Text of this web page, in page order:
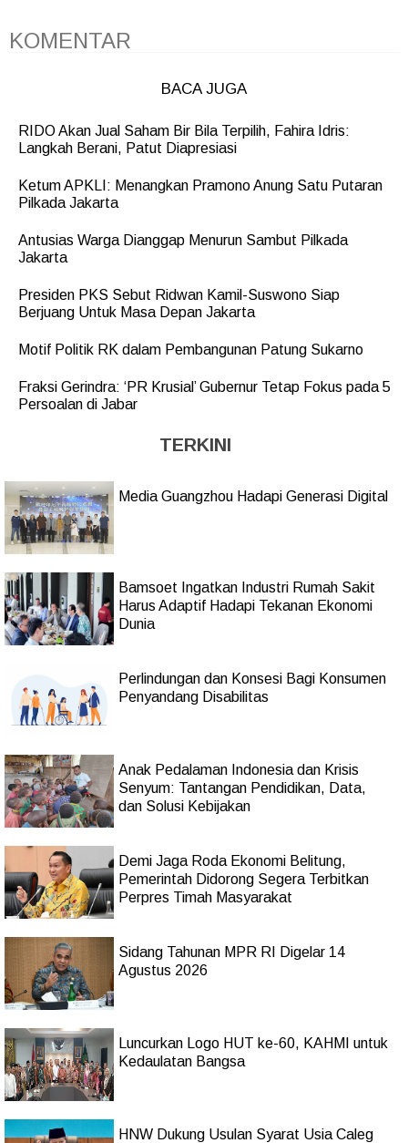
KOMENTAR
BACA JUGA
RIDO Akan Jual Saham Bir Bila Terpilih, Fahira Idris:
Langkah Berani, Patut Diapresiasi
Ketum APKLI: Menangkan Pramono Anung Satu Putaran
Pilkada Jakarta
Antusias Warga Dianggap Menurun Sambut Pilkada
Jakarta
Presiden PKS Sebut Ridwan Kamil-Suswono Siap
Berjuang Untuk Masa Depan Jakarta
Motif Politik RK dalam Pembangunan Patung Sukarno
Fraksi Gerindra: ‘PR Krusial’ Gubernur Tetap Fokus pada 5
Persoalan di Jabar
TERKINI
Media Guangzhou Hadapi Generasi Digital
Bamsoet Ingatkan Industri Rumah Sakit
Harus Adaptif Hadapi Tekanan Ekonomi
Dunia
Perlindungan dan Konsesi Bagi Konsumen
Penyandang Disabilitas
Anak Pedalaman Indonesia dan Krisis
Senyum: Tantangan Pendidikan, Data,
dan Solusi Kebijakan
Demi Jaga Roda Ekonomi Belitung,
Pemerintah Didorong Segera Terbitkan
Perpres Timah Masyarakat
Sidang Tahunan MPR RI Digelar 14
Agustus 2026
Luncurkan Logo HUT ke-60, KAHMI untuk
Kedaulatan Bangsa
HNW Dukung Usulan Syarat Usia Caleg